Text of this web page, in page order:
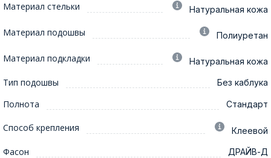
Материал стельки Натуральная кожа
Материал подошвы Полиуретан
Материал подкладки Натуральная кожа
Тип подошвы Без каблука
Полнота Стандарт
Способ крепления Клеевой
Фасон ДРАЙВ-Д